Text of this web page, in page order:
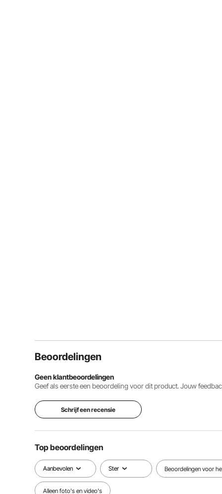
Beoordelingen
Geen klantbeoordelingen
Geef als eerste een beoordeling voor dit product. Jouw
Schrijf een recensie
Top beoordelingen
Aanbevolen Ster Beoordelingen voor
Alleen foto's en video's